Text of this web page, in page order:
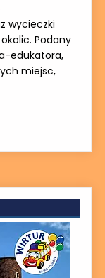
wycieczki
Podany
edukatora,
miejsc,